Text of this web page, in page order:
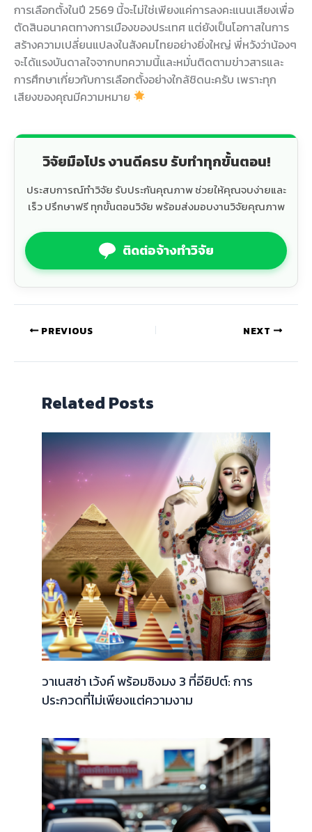
การเลือกตั้งในปี 2569 นี้จะไม่ใช่เพียงแค่การลงคะแนนเสียงเพื่อ
ตัดสินอนาคตทางการเมืองของประเทศ แต่ยังเป็นโอกาสในการ
สร้างความเปลี่ยนแปลงในสังคมไทยอย่างยิ่งใหญ่ พี่หวังว่าน้องๆ
จะได้แรงบันดาลใจจากบทความนี้และหมั่นติดตามข่าวสารและ
การศึกษาเกี่ยวกับการเลือกตั้งอย่างใกล้ชิดนะครับ เพราะทุก
เสียงของคุณมีความหมาย
วิจัยมือโปร งานดีครบ รับทำทุกขั้นตอน!
ประสบการณ์ทำวิจัย รับประกันคุณภาพ ช่วยให้คุณจบง่ายและ
เร็ว ปรึกษาฟรี ทุกขั้นตอนวิจัย พร้อมส่งมอบงานวิจัยคุณภาพ
ติดต่อจ้างทำวิจัย
PREVIOUS NEXT
Related Posts
วาเนสซ่า เว้งค์ พร้อมชิงมง 3 ที่อียิปต์: การ
ประกวดที่ไม่เพียงแต่ความงาม